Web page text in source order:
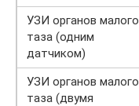
УЗИ органов малого
таза (одним
датчиком)
УЗИ органов малого
таза (двумя